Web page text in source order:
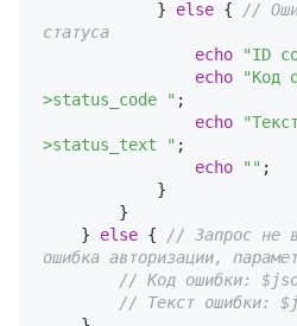
            }
else {
//
статуса
echo
"ID
echo
"Код
>status_code " ;
echo
>status_text " ;
echo
"" ;
    }
else {
// Запрос не
ошибка авторизации,
// Код ошибки:
// Текст ошибки: